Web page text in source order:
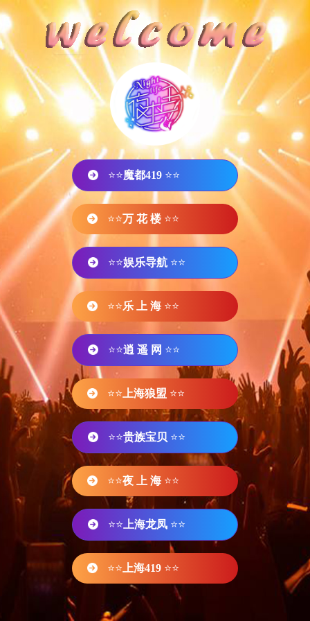
⭐⭐魔都419 ⭐⭐
⭐⭐万 花 楼 ⭐⭐
⭐⭐娱乐导航 ⭐⭐
⭐⭐乐 上 海 ⭐⭐
⭐⭐逍 遥 网 ⭐⭐
⭐⭐ 上海狼盟 ⭐⭐
⭐⭐贵族宝贝 ⭐⭐
⭐⭐夜 上 海 ⭐⭐
⭐⭐ 上海龙凤 ⭐⭐
⭐⭐ 上海419 ⭐⭐